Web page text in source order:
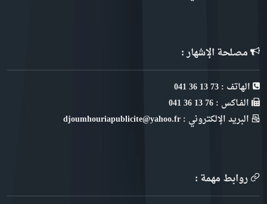
مصلحة الإشهار :
الهاتف : 73 13 36 041
الفـاكس : 76 13 36 041
البريد الإلكتروني : djoumhouriapublicite@yahoo.fr
روابط مهمة :